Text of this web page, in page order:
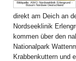
Bildquelle: AWO Nordseeklinik Erlengrund -
Büsum Nordsee Deutschland
direkt am Deich an
Nordseeklinik
kommen über den
Nationalpark
Krabbenkuttern und